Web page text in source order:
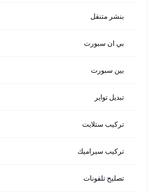
بنشر متنقل
بي ان سبورت
بين سبورت
تبديل تواير
تركيب ستلايت
تركيب سيراميك
تصليح تلفونات